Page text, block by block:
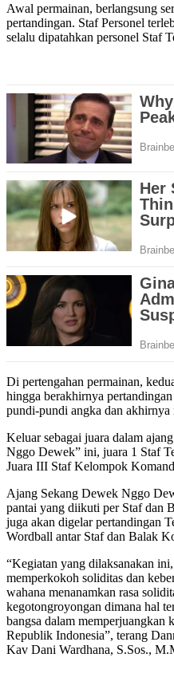
Awal permainan, berlangsung
pertandingan. Staf Personel
selalu dipatahkan personel Staf
Di pertengahan permainan,
hingga berakhirnya
pundi-pundi angka dan akhirnya
Keluar sebagai juara dalam
Nggo Dewek” ini, juara 1 Staf
Juara III Staf Kelompok
Ajang Sekang Dewek Nggo
pantai yang diikuti per Staf dan
juga akan digelar pertandingan
Wordball antar Staf dan Balak
“Kegiatan yang dilaksanakan
memperkokoh soliditas dan
wahana menanamkan rasa
kegotongroyongan dimana hal
bangsa dalam memperjuangkan
Republik Indonesia”, terang
Kav Dani Wardhana, S.Sos.,